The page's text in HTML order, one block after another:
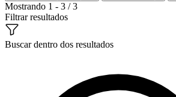
Mostrando 1 - 3 / 3
Filtrar resultados
Buscar dentro dos resultados